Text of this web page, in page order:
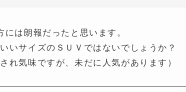
は朗報だったと思います。
いサイズのＳＵＶではないでしょうか？
れ気味ですが、未だに人気があります）